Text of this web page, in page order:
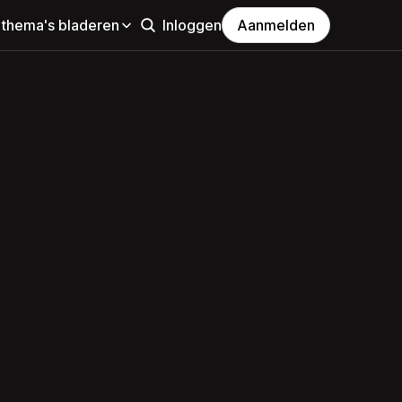
bladeren Inloggen Aanmelden